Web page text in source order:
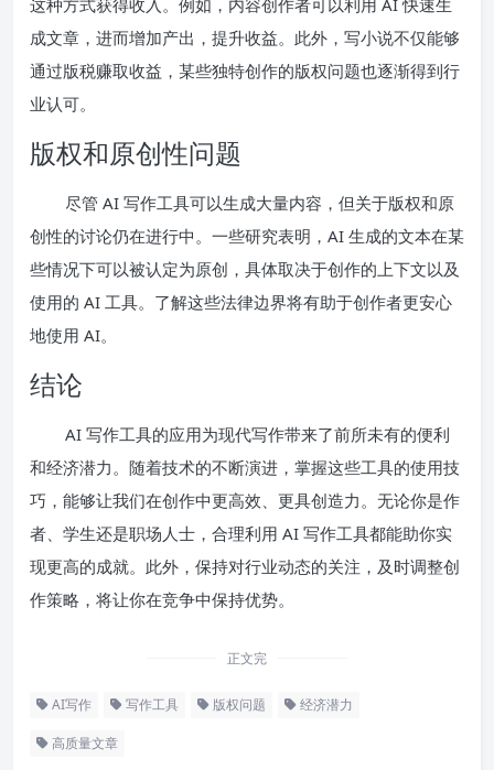
成文章，进而增加产出，提升收益。此外，写小说不仅能够
通过版税赚取收益，某些独特创作的版权问题也逐渐得到行
业认可。
版权和原创性问题
尽管 AI 写作工具可以生成大量内容，但关于版权和原
创性的讨论仍在进行中。一些研究表明，AI 生成的文本在某
些情况下可以被认定为原创，具体取决于创作的上下文以及
使用的 AI 工具。了解这些法律边界将有助于创作者更安心
地使用 AI。
结论
AI 写作工具的应用为现代写作带来了前所未有的便利
和经济潜力。随着技术的不断演进，掌握这些工具的使用技
巧，能够让我们在创作中更高效、更具创造力。无论你是作
者、学生还是职场人士，合理利用 AI 写作工具都能助你实
现更高的成就。此外，保持对行业动态的关注，及时调整创
作策略，将让你在竞争中保持优势。
正文完
AI写作 写作工具 版权问题 经济潜力
高质量文章